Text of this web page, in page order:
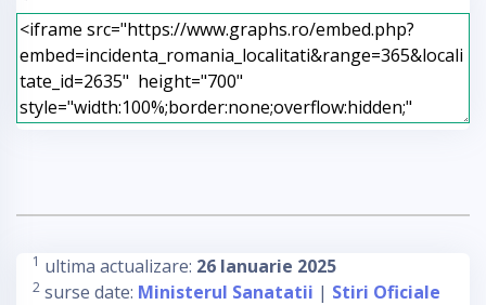
1 ultima actualizare: 26 Ianuarie 2025
2 surse date: Ministerul Sanatatii | Stiri Oficiale